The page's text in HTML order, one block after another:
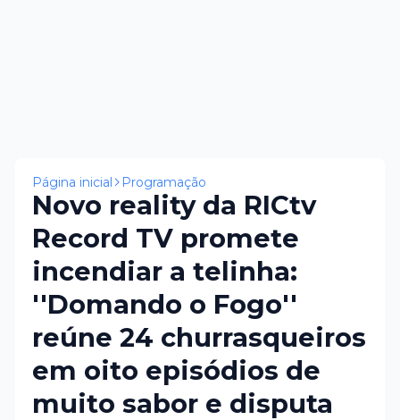
Página inicial Programação
Novo reality da RICtv
Record TV promete
incendiar a telinha:
''Domando o Fogo''
reúne 24 churrasqueiros
em oito episódios de
muito sabor e disputa